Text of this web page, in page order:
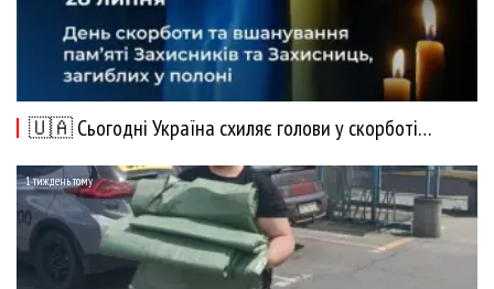
🇺🇦 Сьогодні Україна схиляє голови у скорботі…
1 тиждень тому